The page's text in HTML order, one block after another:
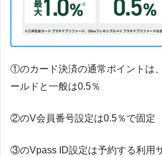
①のカード決済の通常ポイントは
ールドと一般は0.5％
②のV会員番号設定は0.5％で固定
③のVpass ID設定は予約する利用